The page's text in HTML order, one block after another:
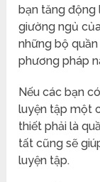
bạn tăng động
giường ngủ
những bộ
phương pháp
Nếu các bạn
luyện tập một
thiết phải là
tất cũng sẽ
luyện tập.